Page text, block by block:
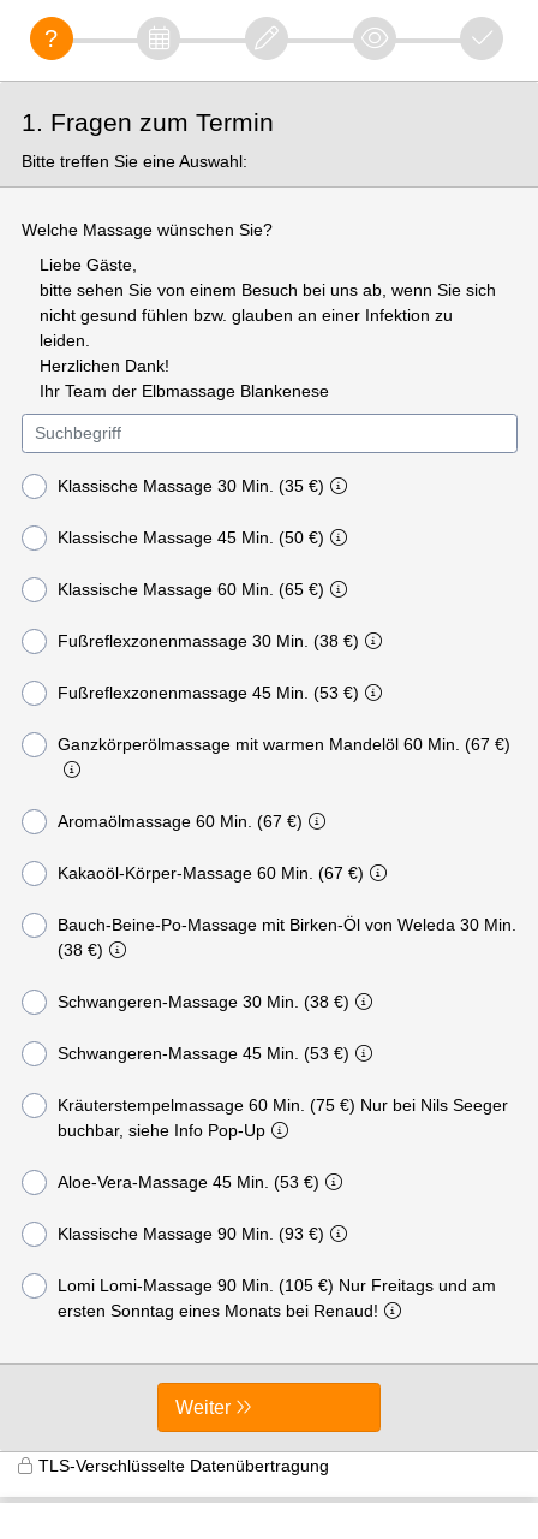
1. Fragen zum Termin
Bitte treffen Sie eine Auswahl:
Welche Massage wünschen Sie?
Liebe Gäste,
bitte sehen Sie von einem Besuch bei uns ab, wenn Sie sich
nicht gesund fühlen bzw. glauben an einer Infektion zu
leiden.
Herzlichen Dank!
Ihr Team der Elbmassage Blankenese
Klassische Massage 30 Min. (35 €)
Klassische Massage 45 Min. (50 €)
Klassische Massage 60 Min. (65 €)
Fußreflexzonenmassage 30 Min. (38 €)
Fußreflexzonenmassage 45 Min. (53 €)
Ganzkörperölmassage mit warmen Mandelöl 60 Min. (67 €)
Aromaölmassage 60 Min. (67 €)
Kakaoöl-Körper-Massage 60 Min. (67 €)
Bauch-Beine-Po-Massage mit Birken-Öl von Weleda 30 Min.
(38 €)
Schwangeren-Massage 30 Min. (38 €)
Schwangeren-Massage 45 Min. (53 €)
Kräuterstempelmassage 60 Min. (75 €) Nur bei Nils Seeger
buchbar, siehe Info Pop-Up
Aloe-Vera-Massage 45 Min. (53 €)
Klassische Massage 90 Min. (93 €)
Lomi Lomi-Massage 90 Min. (105 €) Nur Freitags und am
ersten Sonntag eines Monats bei Renaud!
Weiter
TLS-Verschlüsselte Datenübertragung